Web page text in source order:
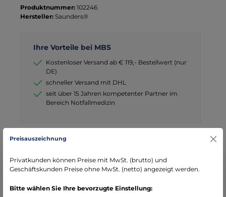
Produktnummer: 102246
Hersteller: Saunders®
Ihre Vorteile bei MBS
Kostenloser Versand ab € 119,- Bestellwert (nur
DE)
schneller Versand mit DHL
seit über 15 Jahren kompetenter Partner im
Bereich Notfallmedizin
Beschreibung
Formularhalter, der sich für lose Formulare und Formularsätze
Preisauszeichnung
Privatkunden können Preise mit MwSt. (brutto) und
Geschäftskunden Preise ohne MwSt. (netto) angezeigt werden.
Bitte wählen Sie Ihre bevorzugte Einstellung: